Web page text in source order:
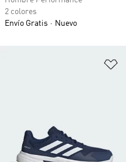
2 colores
Envío Gratis
Nuevo